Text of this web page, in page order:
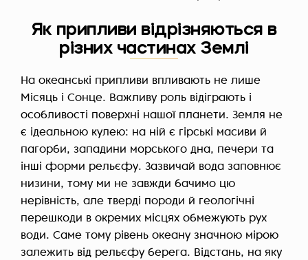
Як припливи відрізняються в
різних частинах Землі
На океанські припливи впливають не лише
Місяць і Сонце. Важливу роль відіграють і
особливості поверхні нашої планети. Земля не
є ідеальною кулею: на ній є гірські масиви й
пагорби, западини морського дна, печери та
інші форми рельєфу. Зазвичай вода заповнює
низини, тому ми не завжди бачимо цю
нерівність, але тверді породи й геологічні
перешкоди в окремих місцях обмежують рух
води. Саме тому рівень океану значною мірою
залежить від рельєфу берега. Відстань, на яку